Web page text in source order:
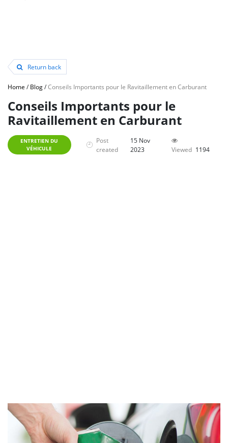
Return back
Home /Blog/Conseils Importants pour le Ravitaillement en Carburant
Conseils Importants pour le
Ravitaillement en Carburant
ENTRETIEN DU
VÉHICULE
Post
created
15 Nov
2023
Viewed 1194